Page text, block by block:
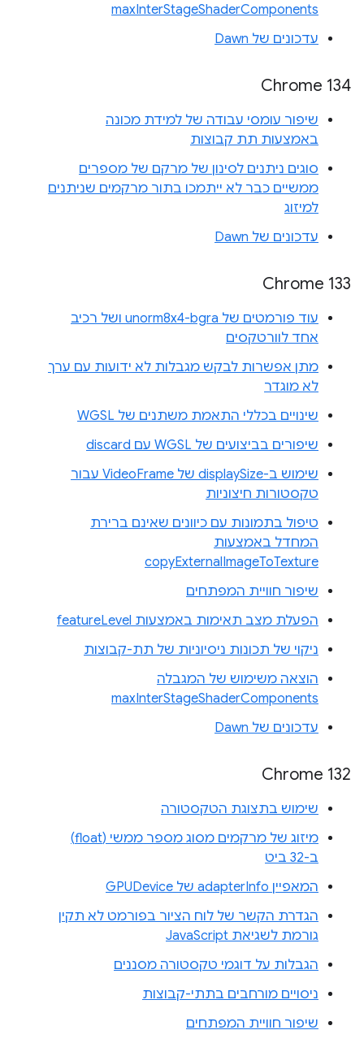
maxInterStageShaderComponents
עדכונים של Dawn
Chrome 134
שיפור עומסי עבודה של למידת מכונה
באמצעות תת קבוצות
סוגים ניתנים לסינון של מרקם של מספרים
ממשיים כבר לא ייתמכו בתור מרקמים שניתנים
למיזוג
עדכונים של Dawn
Chrome 133
עוד פורמטים של unorm8x4-bgra ושל רכיב
אחד לוורטקסים
מתן אפשרות לבקש מגבלות לא ידועות עם ערך
לא מוגדר
שינויים בכללי התאמת משתנים של WGSL
שיפורים בביצועים של WGSL עם discard
שימוש ב-displaySize של VideoFrame עבור
טקסטורות חיצוניות
טיפול בתמונות עם כיוונים שאינם ברירת
המחדל באמצעות
copyExternalImageToTexture
שיפור חוויית המפתחים
הפעלת מצב תאימות באמצעות featureLevel
ניקוי של תכונות ניסיוניות של תת-קבוצות
הוצאה משימוש של המגבלה
maxInterStageShaderComponents
עדכונים של Dawn
Chrome 132
שימוש בתצוגת הטקסטורה
מיזוג של מרקמים מסוג מספר ממשי (float)
ב-32 ביט
המאפיין adapterInfo של GPUDevice
הגדרת הקשר של לוח הציור בפורמט לא תקין
גורמת לשגיאת JavaScript
הגבלות על דוגמי טקסטורה מסננים
ניסויים מורחבים בתתי-קבוצות
שיפור חוויית המפתחים